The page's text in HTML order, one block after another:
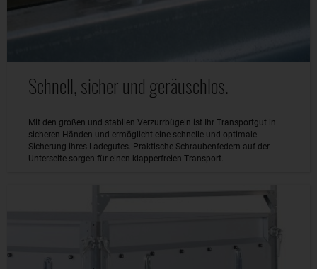
Schnell, sicher und geräuschlos.
Mit den großen und stabilen Verzurrbügeln ist Ihr Transportgut in
sicheren Händen und ermöglicht eine schnelle und optimale
Sicherung ihres Ladegutes. Praktische Schraubenfedern auf der
Unterseite sorgen für einen klapperfreien Transport.